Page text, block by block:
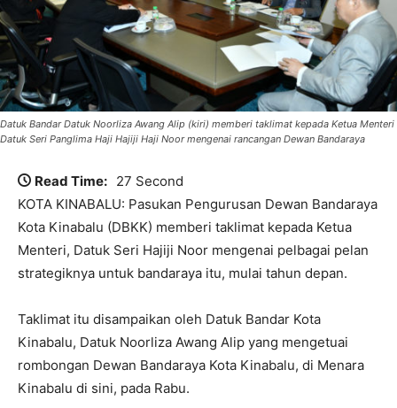
Datuk Bandar Datuk Noorliza Awang Alip (kiri) memberi taklimat kepada Ketua Menteri
Datuk Seri Panglima Haji Hajiji Haji Noor mengenai rancangan Dewan Bandaraya
Read Time: 27 Second
KOTA KINABALU: Pasukan Pengurusan Dewan Bandaraya
Kota Kinabalu (DBKK) memberi taklimat kepada Ketua
Menteri, Datuk Seri Hajiji Noor mengenai pelbagai pelan
strategiknya untuk bandaraya itu, mulai tahun depan.
Taklimat itu disampaikan oleh Datuk Bandar Kota
Kinabalu, Datuk Noorliza Awang Alip yang mengetuai
rombongan Dewan Bandaraya Kota Kinabalu, di Menara
Kinabalu di sini, pada Rabu.